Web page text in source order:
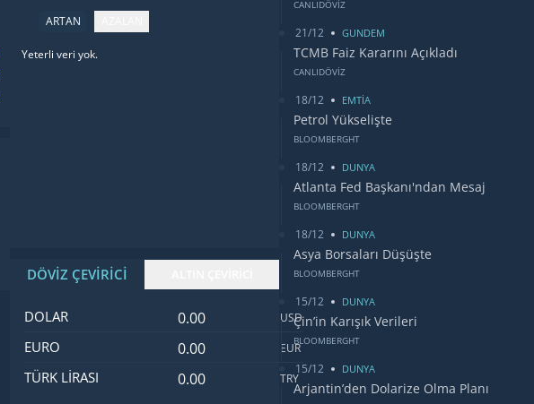
ARTAN
İsimFiyatDeğişim
Yeterli veri yok.
DÖVİZ ÇEVİRİCİ
İsimDeğer
DOLAR Dolar değeri USD
EURO Euro değeri EUR
TÜRK LIRASI Türk Lirası değeri
TRY
CANLIDÖVİZ
21/12 GUNDEM
TCMB Faiz Kararını Açıkladı
CANLIDÖVİZ
18/12 EMTİA
Petrol Yükselişte
BLOOMBERGHT
18/12 DUNYA
Atlanta Fed Başkanı'ndan Mesaj
BLOOMBERGHT
18/12 DUNYA
Asya Borsaları Düşüşte
BLOOMBERGHT
15/12 DUNYA
Çin’in Karışık Verileri
BLOOMBERGHT
15/12 DUNYA
Arjantin’den Dolarize Olma Planı